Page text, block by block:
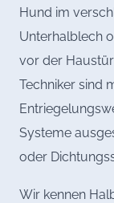
Hund im
Unterhalblech
vor der
Techniker sind
Systeme
oder
Wir kennen